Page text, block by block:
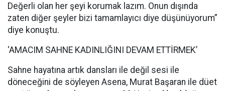
Değerli olan her şeyi korumak lazım. Onun dışında
zaten diğer şeyler bizi tamamlayıcı diye düşünüyorum”
diye konuştu.
‘AMACIM SAHNE KADINLIĞINI DEVAM ETTİRMEK’
Sahne hayatına artık dansları ile değil sesi ile
döneceğini de söyleyen Asena, Murat Başaran ile düet